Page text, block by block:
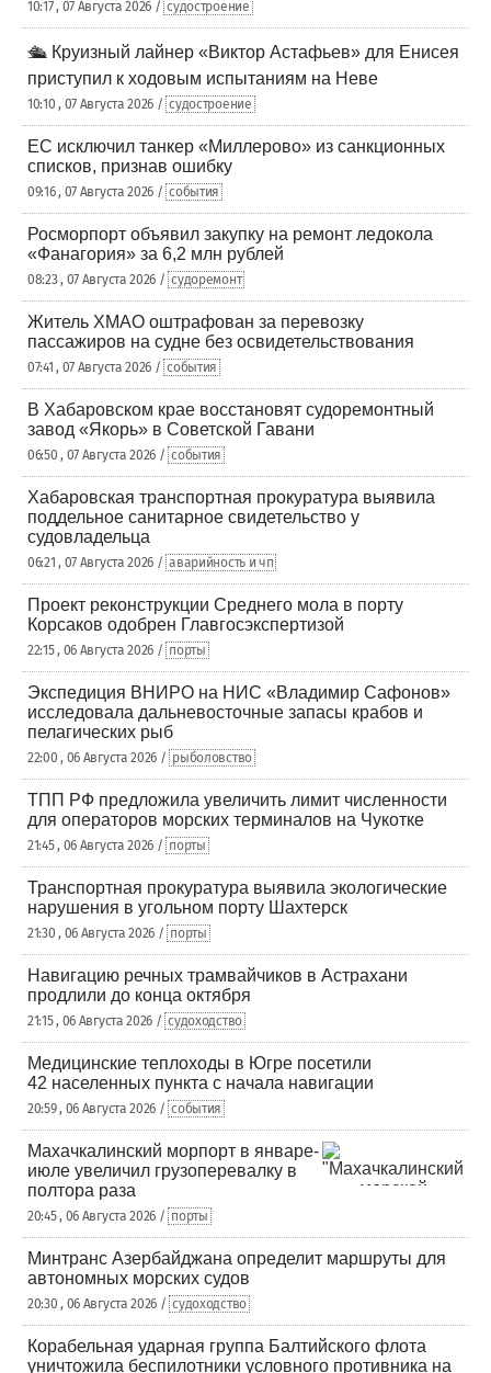
10:17 , 07 Августа 2026 / судостроение
🛳️ Круизный лайнер «Виктор Астафьев» для Енисея
приступил к ходовым испытаниям на Неве
10:10 , 07 Августа 2026 / судостроение
ЕС исключил танкер «Миллерово» из санкционных
списков, признав ошибку
09:16 , 07 Августа 2026 / события
Росморпорт объявил закупку на ремонт ледокола
«Фанагория» за 6,2 млн рублей
08:23 , 07 Августа 2026 / судоремонт
Житель ХМАО оштрафован за перевозку
пассажиров на судне без освидетельствования
07:41 , 07 Августа 2026 / события
В Хабаровском крае восстановят судоремонтный
завод «Якорь» в Советской Гавани
06:50 , 07 Августа 2026 / события
Хабаровская транспортная прокуратура выявила
поддельное санитарное свидетельство у
судовладельца
06:21 , 07 Августа 2026 / аварийность и чп
Проект реконструкции Среднего мола в порту
Корсаков одобрен Главгосэкспертизой
22:15 , 06 Августа 2026 / порты
Экспедиция ВНИРО на НИС «Владимир Сафонов»
исследовала дальневосточные запасы крабов и
пелагических рыб
22:00 , 06 Августа 2026 / рыболовство
ТПП РФ предложила увеличить лимит численности
для операторов морских терминалов на Чукотке
21:45 , 06 Августа 2026 / порты
Транспортная прокуратура выявила экологические
нарушения в угольном порту Шахтерск
21:30 , 06 Августа 2026 / порты
Навигацию речных трамвайчиков в Астрахани
продлили до конца октября
21:15 , 06 Августа 2026 / судоходство
Медицинские теплоходы в Югре посетили
42 населенных пункта с начала навигации
20:59 , 06 Августа 2026 / события
Махачкалинский морпорт в январе-
июле увеличил грузоперевалку в
полтора раза
20:45 , 06 Августа 2026 / порты
Минтранс Азербайджана определит маршруты для
автономных морских судов
20:30 , 06 Августа 2026 / судоходство
Корабельная ударная группа Балтийского флота
уничтожила беспилотники условного противника на